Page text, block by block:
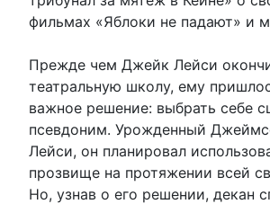
фильмах «Яблоки не падают» и
Прежде чем Джейк Лейси
театральную школу, ему
важное решение: выбрать себе
псевдоним. Урожденный
Лейси, он планировал
прозвище на протяжении всей
Но, узнав о его решении, декан